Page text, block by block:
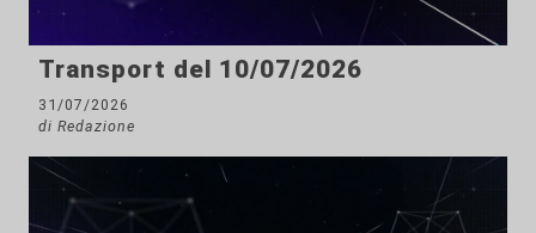
Transport del 10/07/2026
31/07/2026
di Redazione